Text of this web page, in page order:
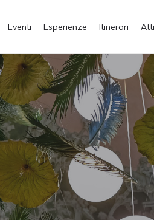
Eventi Esperienze Itinerari